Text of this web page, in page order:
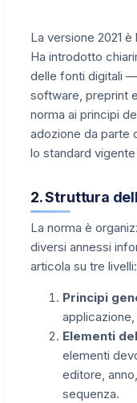
La versione 2021
Ha introdotto
delle fonti digitali
software, preprint
norma ai principi
adozione da parte
lo standard vigente
2. Struttura
La norma è
diversi annessi
articola su tre livelli:
Principi
Elementi
elementi
editore,
sequenza.